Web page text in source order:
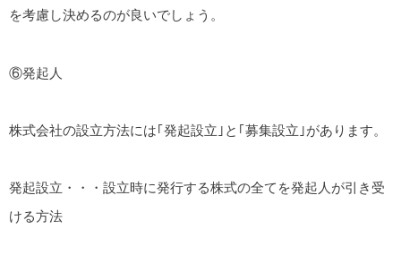
を考慮し決めるのが良いでしょう。
⑥発起人
株式会社の設立方法には｢発起設立｣と｢募集設立｣があります。
発起設立・・・設立時に発行する株式の全てを発起人が引き受
ける方法